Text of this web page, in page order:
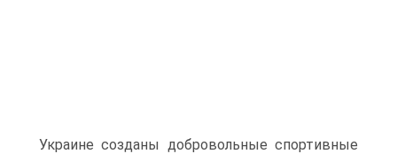
Украине созданы добровольные спортивные